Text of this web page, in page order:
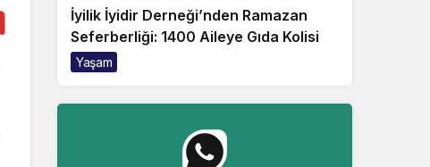
İyilik İyidir Derneği’nden Ramazan
Seferberliği: 1400 Aileye Gıda Kolisi
Yaşam